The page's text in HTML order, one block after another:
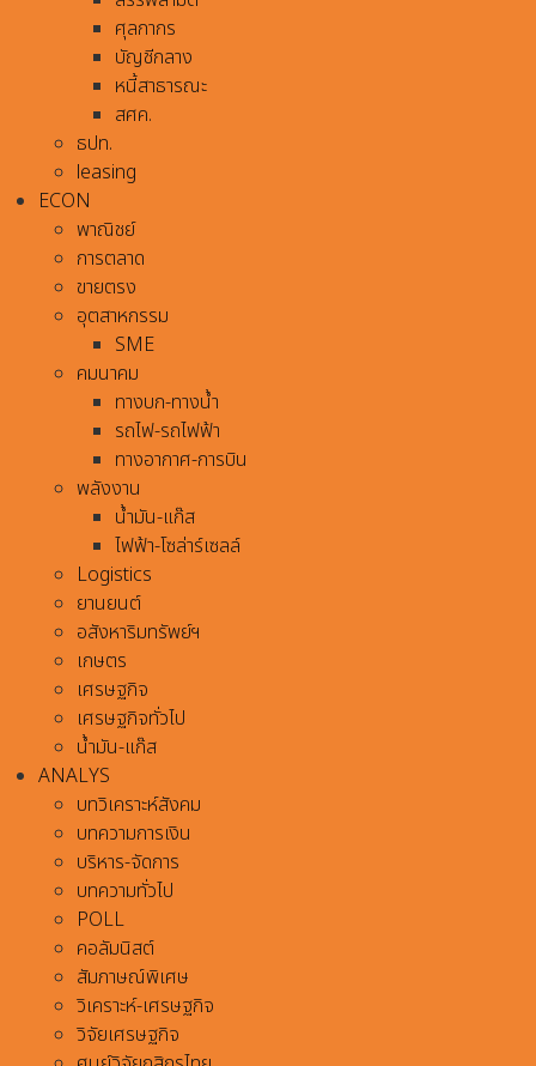
ศุลกากร
บัญชีกลาง
หนี้สาธารณะ
สศค.
ธปท.
leasing
ECON
พาณิชย์
การตลาด
ขายตรง
อุตสาหกรรม
SME
คมนาคม
ทางบก-ทางน้ำ
รถไฟ-รถไฟฟ้า
ทางอากาศ-การบิน
พลังงาน
น้ำมัน-แก๊ส
ไฟฟ้า-โซล่าร์เซลล์
Logistics
ยานยนต์
อสังหาริมทรัพย์ฯ
เกษตร
เศรษฐกิจ
เศรษฐกิจทั่วไป
น้ำมัน-แก๊ส
ANALYS
บทวิเคราะห์สังคม
บทความการเงิน
บริหาร-จัดการ
บทความทั่วไป
POLL
คอลัมนิสต์
สัมภาษณ์พิเศษ
วิเคราะห์-เศรษฐกิจ
วิจัยเศรษฐกิจ